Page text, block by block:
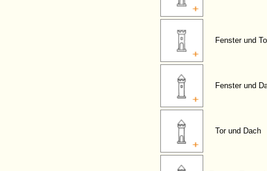
Fenster und
Fenster und
Tor und Dach